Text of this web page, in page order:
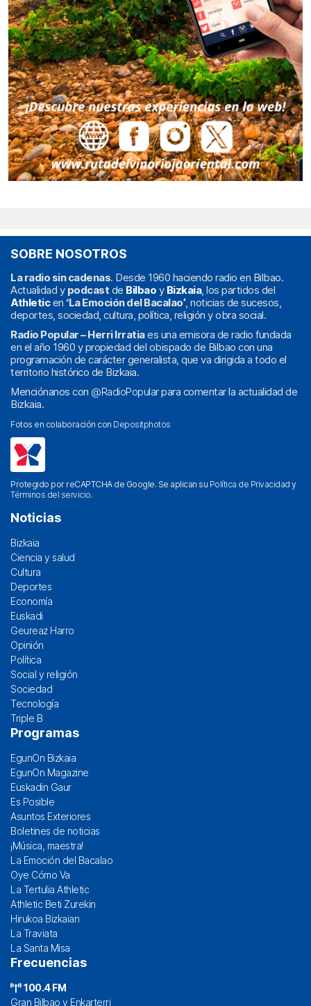
SOBRE NOSOTROS
La radio sin cadenas. Desde 1960 haciendo radio en Bilbao.
Actualidad y podcast de Bilbao y Bizkaia, los partidos del
Athleticen ‘La Emoción del Bacalao’, noticias de sucesos,
deportes, sociedad, cultura, política, religión y obra social.
Radio Popular – Herri Irratiaes una emisora de radio fundada
en el año 1960 y propiedad del obispado de Bilbao con una
programación de carácter generalista, que va dirigida a todo el
territorio histórico de Bizkaia.
Menciónanos con @RadioPopularpara comentar la actualidad de
Bizkaia.
Fotos en colaboración con Depositphotos
Protegido por reCAPTCHA de Google. Se aplican su Política de Privacidad y
Términos del servicio.
Noticias
Bizkaia
Ciencia y salud
Cultura
Deportes
Economía
Euskadi
Geureaz Harro
Opinión
Política
Social y religión
Sociedad
Tecnología
Triple B
Programas
EgunOn Bizkaia
EgunOn Magazine
Euskadin Gaur
Es Posible
Asuntos Exteriores
Boletines de noticias
¡Música, maestra!
La Emoción del Bacalao
Oye Cómo Va
La Tertulia Athletic
Athletic Beti Zurekin
Hirukoa Bizkaian
La Traviata
La Santa Misa
Frecuencias
100.4 FM
Gran Bilbao y Enkarterri